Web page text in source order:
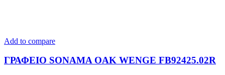
Add to compare
ΓΡΑΦΕΙΟ SONAMA OAK WENGE FB92425.02R